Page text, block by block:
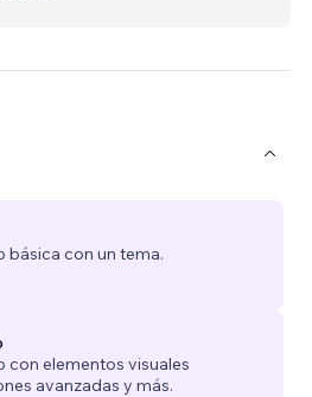
básica con un tema.
con elementos visuales
avanzadas y más.